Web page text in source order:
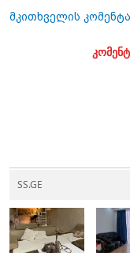
მკითხველის
SS.GE